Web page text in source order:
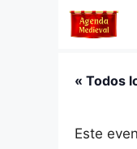
« Todos
Este